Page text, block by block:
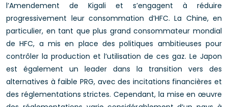
l’Amendement de Kigali et s’engagent à réduire
progressivement leur consommation d’HFC. La Chine, en
particulier, en tant que plus grand consommateur mondial
de HFC, a mis en place des politiques ambitieuses pour
contrôler la production et l’utilisation de ces gaz. Le Japon
est également un leader dans la transition vers des
alternatives à faible PRG, avec des incitations financières et
des réglementations strictes. Cependant, la mise en œuvre